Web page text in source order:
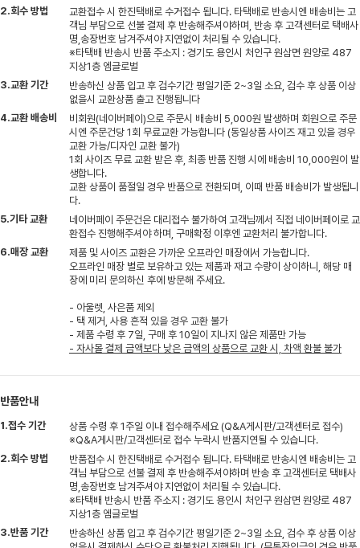
2.회수 방법
교환접수 시 한진택배로 수거접수 됩니다. 타택배로 반송시엔 배송비는 고
객님 부담으로 선불 결제 후 반송해주셔야하며, 반송 후 고객센터로 택배사
명,송장번호 남겨주셔야 지연없이 처리될 수 있습니다.
※타택배 반송시 반품 주소지 : 경기도 용인시 처인구 원삼면 원양로 487
지상1층 엠글로벌
3.교환 기간
반송하신 상품 입고 후 검수기간 평일기준 2~3일 소요, 검수 후 상품 이상
없을시 교환상품 출고 진행됩니다
4.교환 배송비
비회원(네이버페이)으로 주문시 배송비 5,000원 발생하며 회원으로 주문
시엔 주문건당 1회 무료교환 가능합니다 (동일상품 사이즈 재고 있을 경우
교환 가능/디자인 교환 불가)
1회 사이즈 무료 교환 받은 후, 최종 반품 진행 시에 배송비 10,000원이 발
생합니다.
교환 상품이 품절일 경우 반품으로 전환되며, 이때 반품 배송비가 발생됩니
다.
5.기타 교환
네이버페이 주문건은 대리접수 불가하여 고객님께서 직접 네이버페이로 교
환접수 진행해주셔야 하며, 구매확정 이후엔 교환처리 불가합니다.
6.매장 교환
제품 및 사이즈 교환은 가까운 오프라인 매장에서 가능합니다.
오프라인 매장 별로 보유하고 있는 제품과 재고 수량이 상이하니, 해당 매
장에 미리 문의하신 후에 방문해 주세요.
- 아울렛, 사은품 제외
- 택 제거, 사용 흔적 있을 경우 교환 불가
- 제품 수령 후 7일, 구매 후 10일이 지나지 않은 제품만 가능
- 자사몰 결제 금액보다 낮은 금액의 상품으로 교환 시, 차액 환불 불가
반품안내
1.접수 기간
상품 수령 후 1주일 이내 접수해주세요 (Q&A게시판/고객센터로 접수)
※Q&A게시판/고객센터로 접수 누락시 반품지연될 수 있습니다.
2.회수 방법
반품접수 시 한진택배로 수거접수 됩니다. 타택배로 반송시엔 배송비는 고
객님 부담으로 선불 결제 후 반송해주셔야하며 반송 후 고객센터로 택배사
명,송장번호 남겨주셔야 지연없이 처리될 수 있습니다.
※타택배 반송시 반품 주소지 : 경기도 용인시 처인구 원삼면 원양로 487
지상1층 엠글로벌
3.반품 기간
반송하신 상품 입고 후 검수기간 평일기준 2~3일 소요, 검수 후 상품 이상